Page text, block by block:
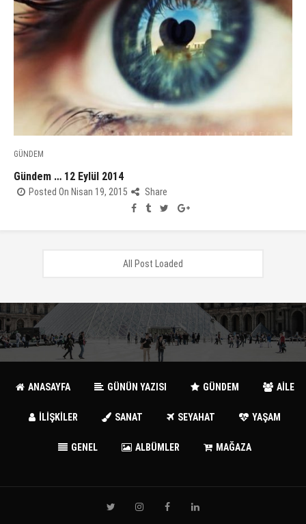
GÜNDEM
Gündem … 12 Eylül 2014
Posted On Nisan 19, 2015 Share
All Post Loaded
ANASAYFA GÜNÜN YAZISI GÜNDEM AİLE
İLİŞKİLER SANAT SEYAHAT YAŞAM
GENEL ALBÜMLER MAĞAZA